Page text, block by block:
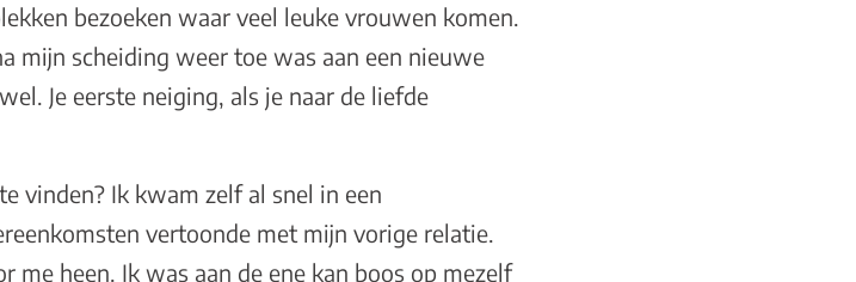
bezoeken waar veel leuke vrouwen komen.
mijn scheiding weer toe was aan een nieuwe
Je eerste neiging, als je naar de liefde
vinden? Ik kwam zelf al snel in een
vertoonde met mijn vorige relatie.
me heen. Ik was aan de ene kan boos op mezelf